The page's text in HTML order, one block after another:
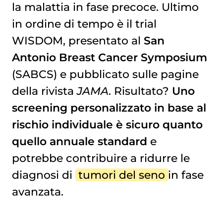
la malattia in fase precoce. Ultimo
in ordine di tempo è il trial
WISDOM, presentato al San
Antonio Breast Cancer Symposium
(SABCS) e pubblicato sulle pagine
della rivistaJAMA. Risultato? Uno
screening personalizzato in base al
rischio individuale è sicuro quanto
quello annuale standard e
potrebbe contribuire a ridurre le
diagnosi di tumori del seno in fase
avanzata.